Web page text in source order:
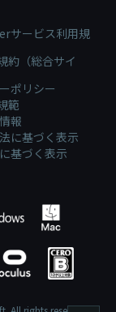
サービス利用規
約（総合サイ
ポリシー
範
報
に基づく表示
基づく表示